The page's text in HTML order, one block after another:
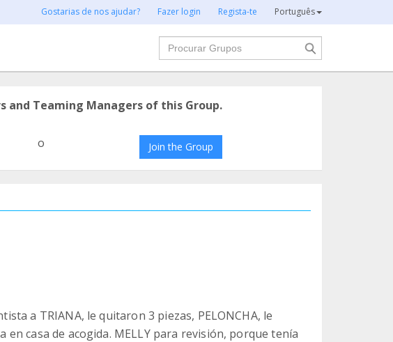
Gostarias de nos ajudar? Fazer login Regista-te Português
Procurar
and Teaming Managers of this Group.
o Join the Group
a TRIANA, le quitaron 3 piezas, PELONCHA, le
casa de acogida. MELLY para revisión, porque tenía